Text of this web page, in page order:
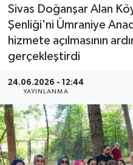
Sivas Doğanşar Alan
Şenliği'ni Ümraniye
hizmete açılmasının
gerçekleştirdi
24.06.2026 - 12:44
YAYINLANMA
MAGAZİN
ÖZEL HABER
RESMİ İLANLAR
SAĞLIK
SİYASET